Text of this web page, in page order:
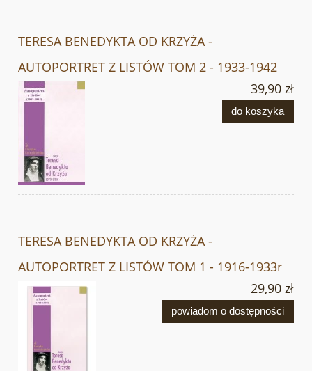
TERESA BENEDYKTA OD KRZYŻA -
AUTOPORTRET Z LISTÓW TOM 2 - 1933-1942
39,90 zł
do koszyka
TERESA BENEDYKTA OD KRZYŻA -
AUTOPORTRET Z LISTÓW TOM 1 - 1916-1933r
29,90 zł
powiadom o dostępności